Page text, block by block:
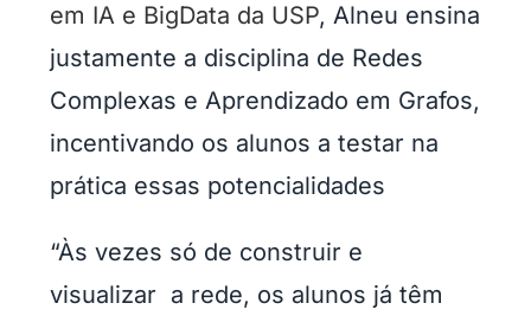
em IA e BigData da USP, Alneu ensina
justamente a disciplina de Redes
Complexas e Aprendizado em Grafos,
incentivando os alunos a testar na
prática essas potencialidades
“Às vezes só de construir e
visualizar a rede, os alunos já têm